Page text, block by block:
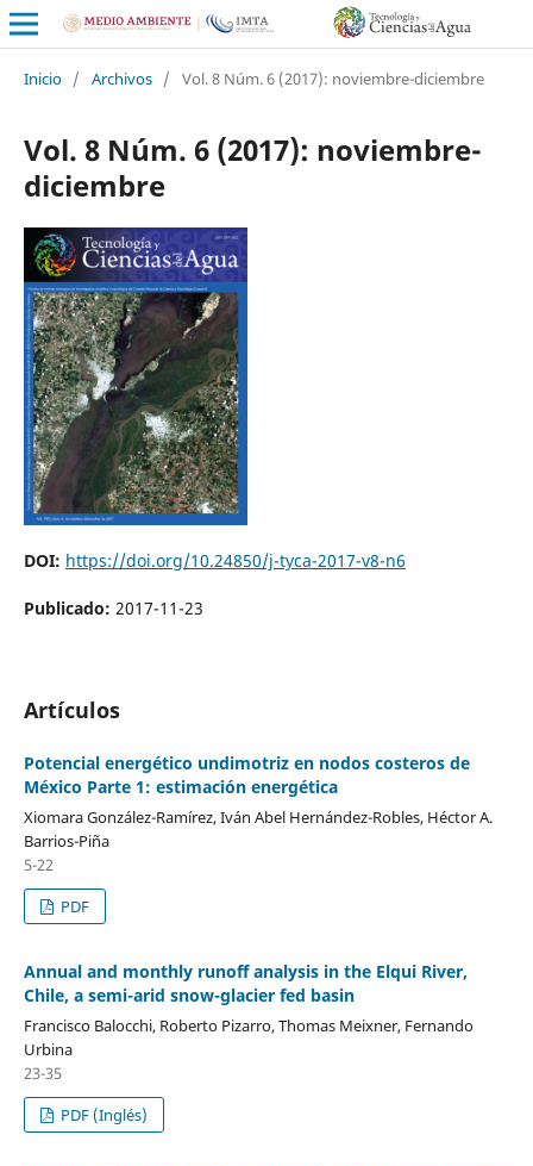
Inicio / Archivos / Vol. 8 Núm. 6 (2017): noviembre-diciembre
Vol. 8 Núm. 6 (2017): noviembre-
diciembre
DOI: https://doi.org/10.24850/j-tyca-2017-v8-n6
Publicado: 2017-11-23
Artículos
Potencial energético undimotriz en nodos costeros de
México Parte 1: estimación energética
Xiomara González-Ramírez, Iván Abel Hernández-Robles, Héctor A.
Barrios-Piña
5-22
PDF
Annual and monthly runoff analysis in the Elqui River,
Chile, a semi-arid snow-glacier fed basin
Francisco Balocchi, Roberto Pizarro, Thomas Meixner, Fernando
Urbina
23-35
PDF (Inglés)